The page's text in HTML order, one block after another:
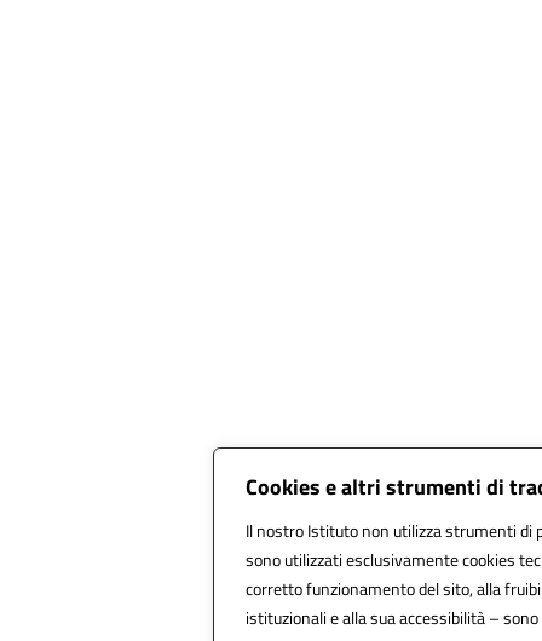
Cookies e altri strumenti di
Il nostro Istituto non utilizza strumenti di
sono utilizzati esclusivamente cookies
corretto funzionamento del sito, alla
istituzionali e alla sua accessibilità –